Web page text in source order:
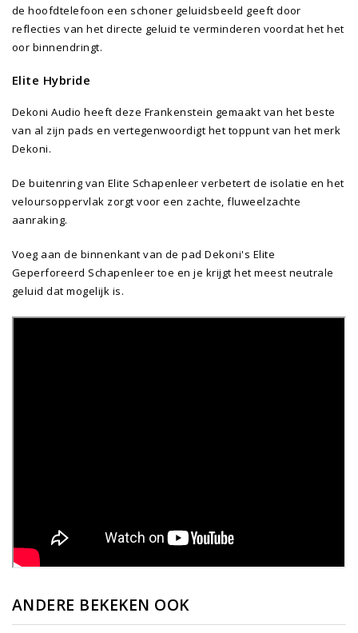
de hoofdtelefoon een schoner geluidsbeeld geeft door
reflecties van het directe geluid te verminderen voordat het het
oor binnendringt.
Elite Hybride
Dekoni Audio heeft deze Frankenstein gemaakt van het beste
van al zijn pads en vertegenwoordigt het toppunt van het merk
Dekoni.
De buitenring van Elite Schapenleer verbetert de isolatie en het
veloursoppervlak zorgt voor een zachte, fluweelzachte
aanraking.
Voeg aan de binnenkant van de pad Dekoni's Elite
Geperforeerd Schapenleer toe en je krijgt het meest neutrale
geluid dat mogelijk is.
ANDERE BEKEKEN OOK